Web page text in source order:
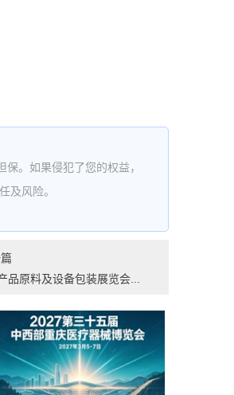
。如果侵犯了您的权益，
及风险。
原料及设备包装展览会...